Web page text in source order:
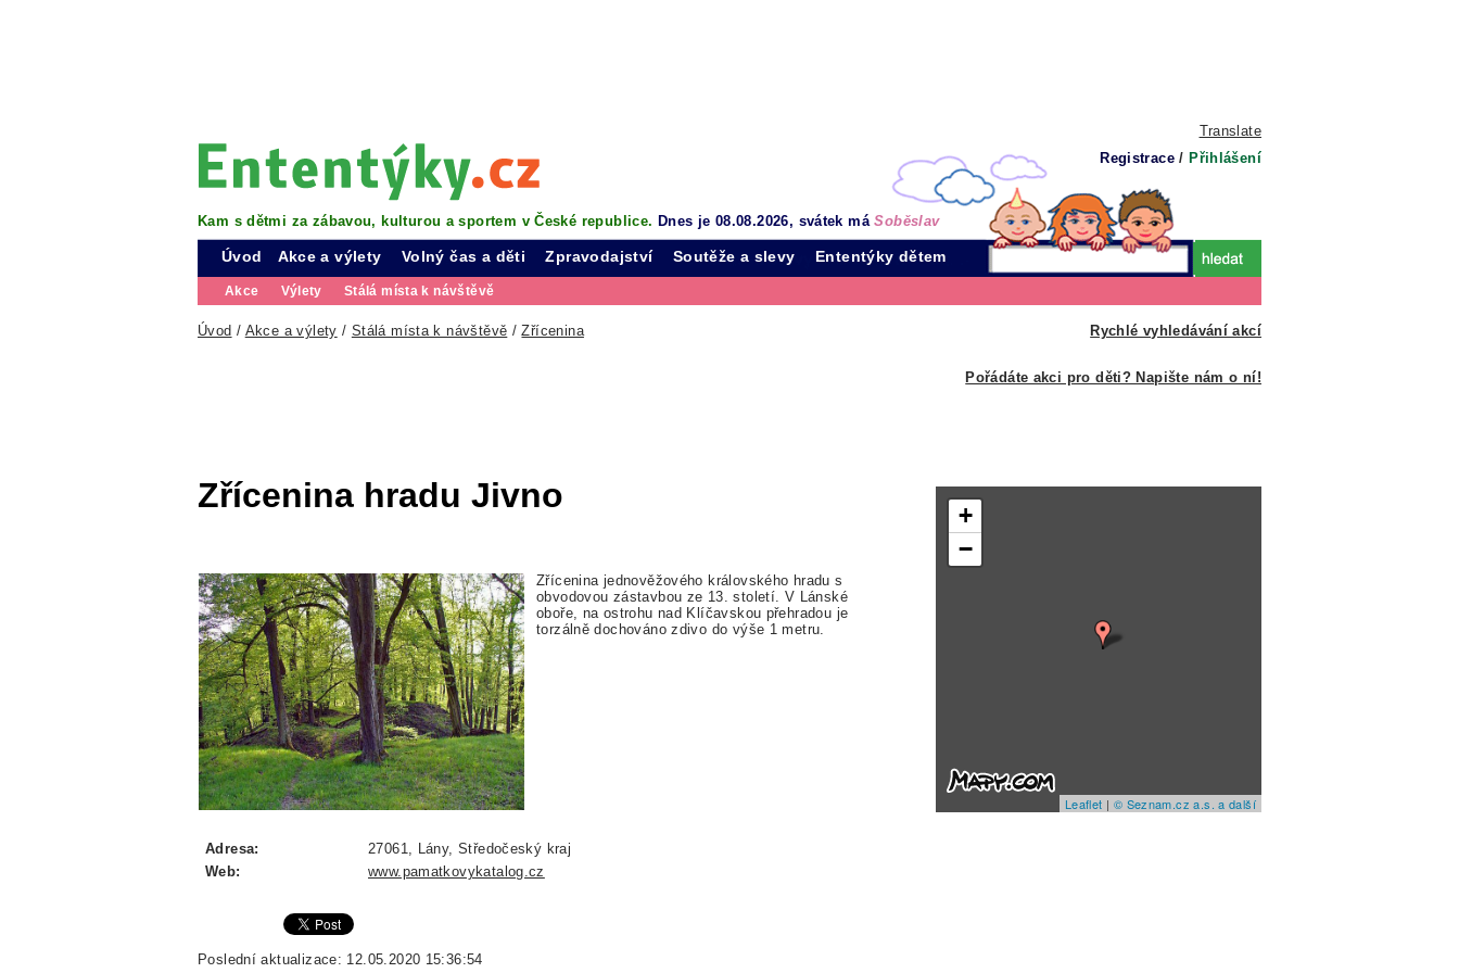
Translate
Registrace / Přihlášení
Kam s dětmi za zábavou, kulturou a sportem v České republice. Dnes je 08.08.2026, svátek máSoběslav
Úvod Akce a výlety
Akce Výlety Stálá místa k návštěvě
Volný čas a děti Zpravodajství Soutěže a slevy Ententýky dětem
Rychlé vyhledávání akcí
Úvod / Akce a výlety / Stálá místa k návštěvě /Zřícenina
Pořádáte akci pro děti? Napište nám o ní!
Zřícenina hradu Jivno
Zřícenina jednověžového královského hradu s
obvodovou zástavbou ze 13. století. V Lánské
oboře, na ostrohu nad Klíčavskou přehradou je
torzálně dochováno zdivo do výše 1 metru.
Adresa:
27061, Lány, Středočeský kraj
Web:
www.pamatkovykatalog.cz
Poslední aktualizace: 12.05.2020 15:36:54
+
−
Leaflet | © Seznam.cz a.s. a další